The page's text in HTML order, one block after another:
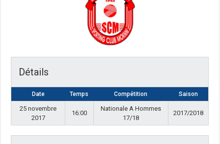
Détails
Date Temps Compétition Saison
25 novembre
2017
16:00
Nationale A Hommes
17/18
2017/2018